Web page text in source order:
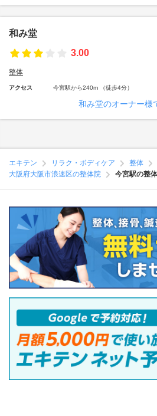
和み堂
3.00
整体
アクセス 今宮駅から240m （徒歩4分）
和み堂のオーナー様
エキテン リラク・ボディケア 整体
大阪府大阪市浪速区の整体院
今宮駅の整